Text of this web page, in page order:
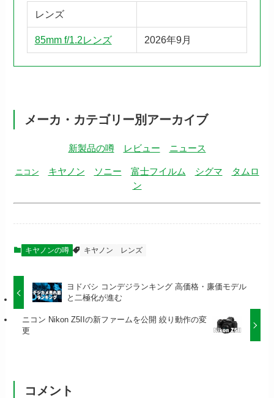
レンズ
85mm f/1.2レンズ 2026年9月
メーカ・カテゴリー別アーカイブ
新製品の噂 レビュー ニュース
ニコン キヤノン ソニー 富士フイルム シグマ
タムロ
ン
キヤノンの噂 キヤノン レンズ
ヨドバシ コンデジランキング 高価格・廉価モデル
と二極化が進む
ニコン Nikon Z5IIの新ファームを公開 絞り動作の変
更
コメント